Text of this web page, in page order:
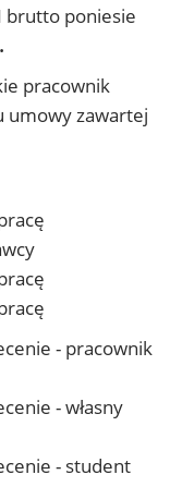
brutto poniesie
pracownik
umowy zawartej
- pracownik
- własny
- student